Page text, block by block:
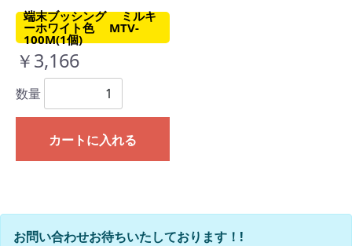
端末ブッシング ミルキ
ーホワイト色 MTV-
100M(1個)
￥3,166
数量
カートに入れる
お問い合わせお待ちいたしております！!